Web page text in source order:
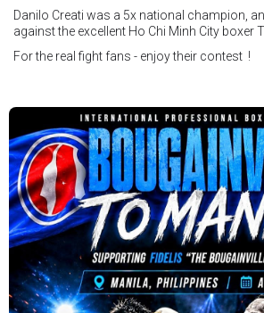
Danilo Creati was a 5x national champion,
against the excellent Ho Chi Minh City boxer
For the real fight fans - enjoy their contest !